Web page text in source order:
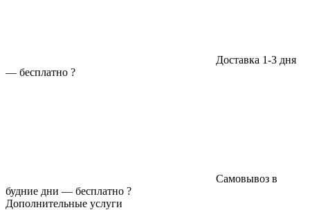
Доставка 1-3 дня
— бесплатно ?
Самовывоз в
будние дни — бесплатно ?
Дополнительные услуги